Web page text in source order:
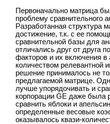
Первоначально матрица
проблему сравнительного
Разработанная структура
достижение, т.к. с ее
сравнительной базы для
отличались друг от друга
факторов и их включения
количеством релевантной
решение принималось не
предлагаемой матрице.
лучше упорядочивать и
корпорации GE даже была
сравнить яблоки и
определенные весовые
оказывалось квази-